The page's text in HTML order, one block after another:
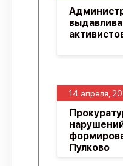
14 апреля,
Пулково